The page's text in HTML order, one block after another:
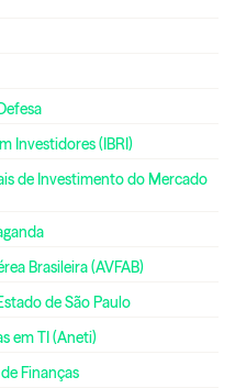
Investidores (IBRI)
de Investimento do Mercado
Brasileira (AVFAB)
de São Paulo
em TI (Aneti)
Finanças